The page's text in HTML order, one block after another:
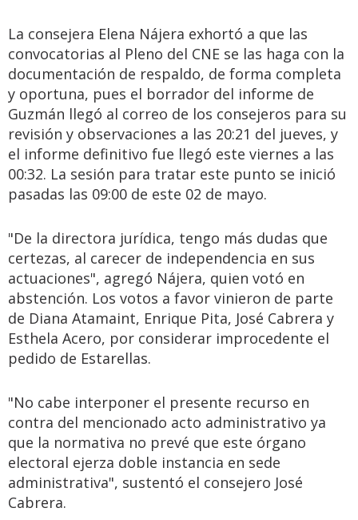
La consejera Elena Nájera exhortó a que las
convocatorias al Pleno del CNE se las haga con la
documentación de respaldo, de forma completa
y oportuna, pues el borrador del informe de
Guzmán llegó al correo de los consejeros para su
revisión y observaciones a las 20:21 del jueves, y
el informe definitivo fue llegó este viernes a las
00:32. La sesión para tratar este punto se inició
pasadas las 09:00 de este 02 de mayo.
"De la directora jurídica, tengo más dudas que
certezas, al carecer de independencia en sus
actuaciones", agregó Nájera, quien votó en
abstención. Los votos a favor vinieron de parte
de Diana Atamaint, Enrique Pita, José Cabrera y
Esthela Acero, por considerar improcedente el
pedido de Estarellas.
"No cabe interponer el presente recurso en
contra del mencionado acto administrativo ya
que la normativa no prevé que este órgano
electoral ejerza doble instancia en sede
administrativa", sustentó el consejero José
Cabrera.